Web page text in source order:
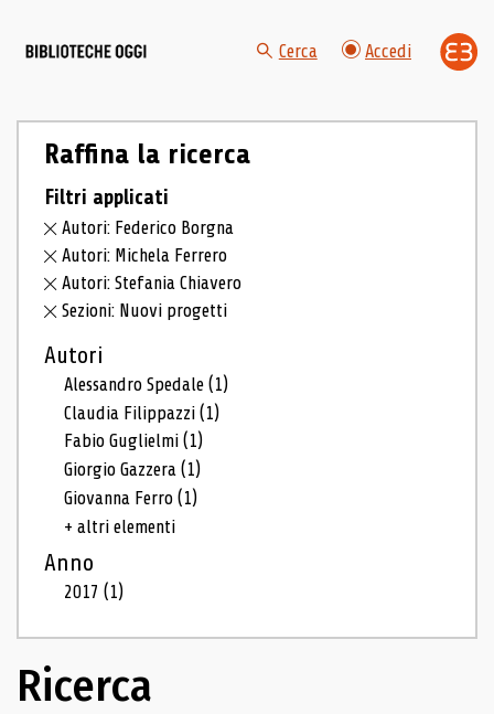
Cerca Accedi
Raffina la ricerca
Filtri applicati
Autori: Federico Borgna
Autori: Michela Ferrero
Autori: Stefania Chiavero
Sezioni: Nuovi progetti
Autori
Alessandro Spedale(1)
Claudia Filippazzi(1)
Fabio Guglielmi(1)
Giorgio Gazzera(1)
Giovanna Ferro(1)
+ altri elementi
Anno
2017(1)
Ricerca